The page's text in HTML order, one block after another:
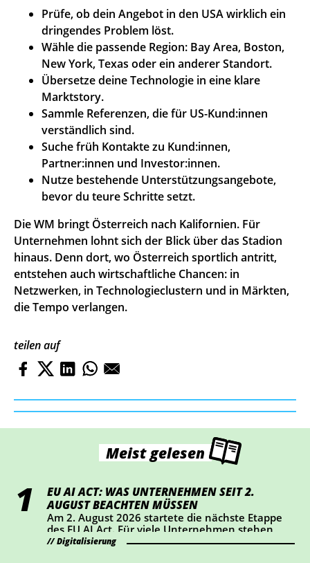
Prüfe, ob dein Angebot in den USA wirklich ein
dringendes Problem löst.
Wähle die passende Region: Bay Area, Boston,
New York, Texas oder ein anderer Standort.
Übersetze deine Technologie in eine klare
Marktstory.
Sammle Referenzen, die für US-Kund:innen
verständlich sind.
Suche früh Kontakte zu Kund:innen,
Partner:innen und Investor:innen.
Nutze bestehende Unterstützungsangebote,
bevor du teure Schritte setzt.
Die WM bringt Österreich nach Kalifornien. Für
Unternehmen lohnt sich der Blick über das Stadion
hinaus. Denn dort, wo Österreich sportlich antritt,
entstehen auch wirtschaftliche Chancen: in
Netzwerken, in Technologieclustern und in Märkten,
die Tempo verlangen.
teilen auf
Meist gelesen
EU AI ACT: WAS UNTERNEHMEN SEIT 2.
AUGUST BEACHTEN MÜSSEN
Am 2. August 2026 startete die nächste Etappe
des EU AI Act. Für viele Unternehmen stehen
dabei vor allem Transparenz und Kennzeichnung
Digitalisierung